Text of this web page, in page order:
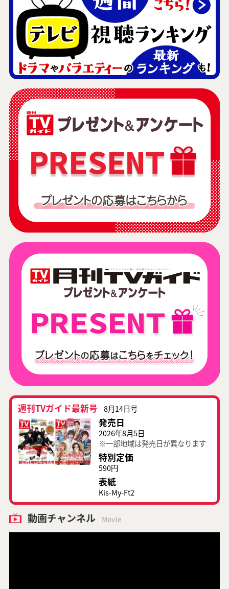
週刊TVガイド最新号 8月14日号
発売日
2026年8月5日
※一部地域は発売日が異なります
特別定価
590円
表紙
Kis-My-Ft2
動画チャンネル Movie